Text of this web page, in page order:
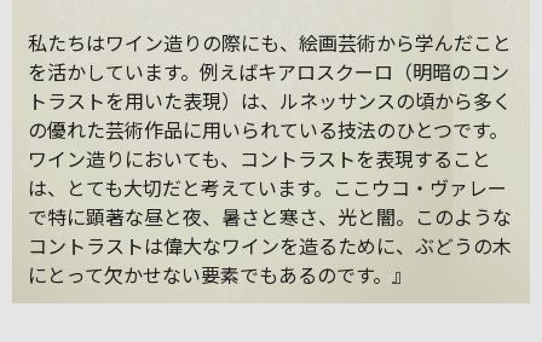
私たちはワイン造りの際にも、絵画芸術から学んだこと
を活かしています。例えばキアロスクーロ（明暗のコン
トラストを用いた表現）は、ルネッサンスの頃から多く
の優れた芸術作品に用いられている技法のひとつです。
ワイン造りにおいても、コントラストを表現すること
は、とても大切だと考えています。ここウコ・ヴァレー
で特に顕著な昼と夜、暑さと寒さ、光と闇。このような
コントラストは偉大なワインを造るために、ぶどうの木
にとって欠かせない要素でもあるのです。』